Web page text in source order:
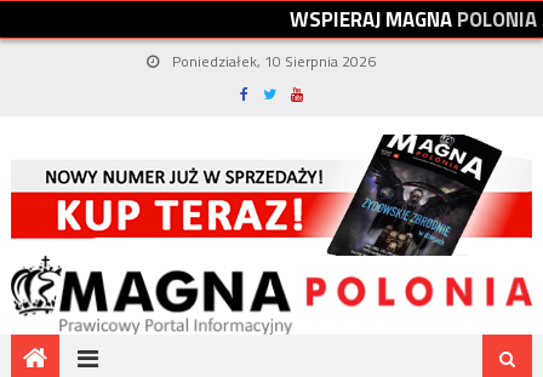
WSPIERAJMAGNAPOLONIA
Poniedziałek, 10 Sierpnia 2026